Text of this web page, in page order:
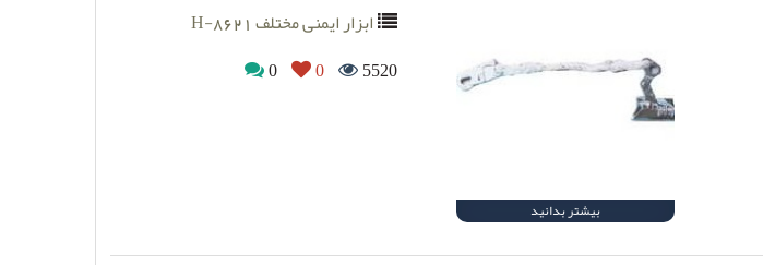
بیشتر بدانید
ابزار ایمنی مختلف H-8621
5520
0
0